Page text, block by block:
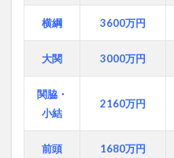
横綱 3600万円
大関 3000万円
関脇・
小結
2160万円
前頭 1680万円